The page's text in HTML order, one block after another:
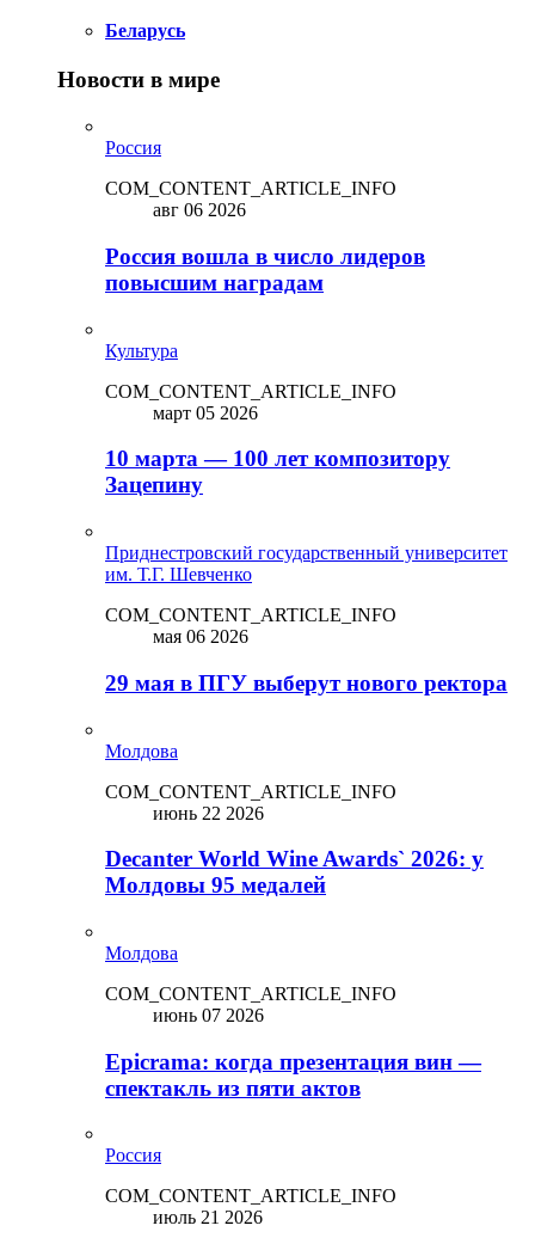
Беларусь
Новости в мире
Россия
COM_CONTENT_ARTICLE_INFO
авг 06 2026
Россия вошла в число лидеров
повысшим наградам
Культура
COM_CONTENT_ARTICLE_INFO
март 05 2026
10 марта — 100 лет композитору
Зацепину
Приднестровский государственный университет
им. Т.Г. Шевченко
COM_CONTENT_ARTICLE_INFO
мая 06 2026
29 мая в ПГУ выберут нового ректора
Молдова
COM_CONTENT_ARTICLE_INFO
июнь 22 2026
Decanter World Wine Awards` 2026: у
Молдовы 95 медалей
Молдова
COM_CONTENT_ARTICLE_INFO
июнь 07 2026
Epicrama: когда презентация вин —
спектакль из пяти актов
Россия
COM_CONTENT_ARTICLE_INFO
июль 21 2026